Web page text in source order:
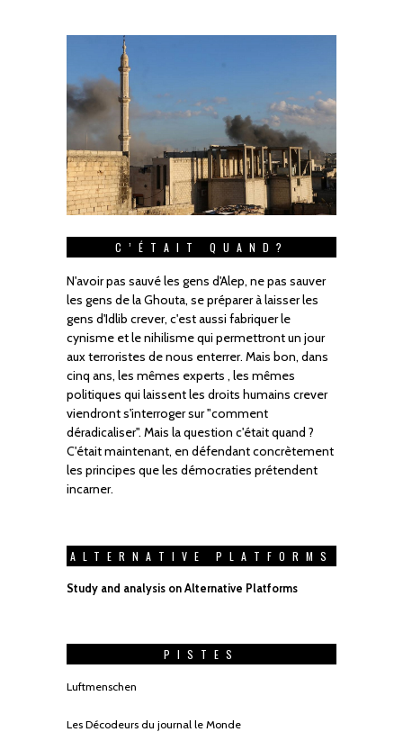
C’ÉTAIT QUAND?
N'avoir pas sauvé les gens d'Alep, ne pas sauver
les gens de la Ghouta, se préparer à laisser les
gens d'Idlib crever, c'est aussi fabriquer le
cynisme et le nihilisme qui permettront un jour
aux terroristes de nous enterrer. Mais bon, dans
cinq ans, les mêmes experts , les mêmes
politiques qui laissent les droits humains crever
viendront s'interroger sur "comment
déradicaliser". Mais la question c'était quand ?
C'était maintenant, en défendant concrètement
les principes que les démocraties prétendent
incarner.
ALTERNATIVE PLATFORMS
Study and analysis on Alternative Platforms
PISTES
Luftmenschen
Les Décodeurs du journal le Monde